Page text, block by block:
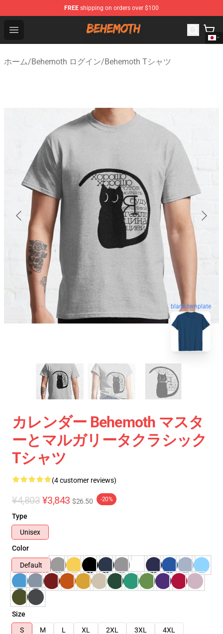
FREE shipping on orders over $100
Open menu
Behemoth Store - Official Behemoth Merchandise Shop
ホーム/Behemoth ログイン/Behemoth Tシャツ
blank template
カレンダー Behemoth マスタ
ーとマルガリータクラシック
Tシャツ
(4 customer reviews)
¥4,803 ¥3,843 $26.50 -20%
Type
Unisex
Color
Default
Size
S
M L XL 2XL 3XL
4XL